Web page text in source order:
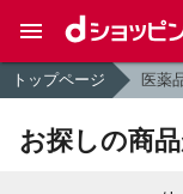
トップページ 医薬
お探しの商